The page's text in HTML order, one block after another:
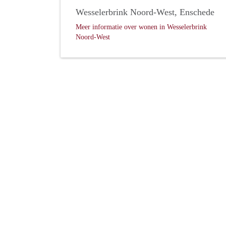
Wesselerbrink Noord-West, Enschede
Meer informatie over wonen in Wesselerbrink
Noord-West